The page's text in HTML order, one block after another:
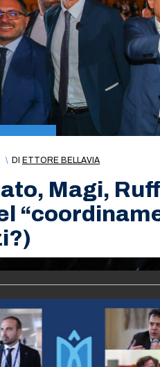
\ DI ETTORE BELLAVIA
Magi,